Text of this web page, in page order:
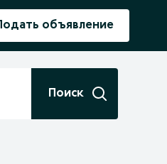
Подать объявление
Поиск